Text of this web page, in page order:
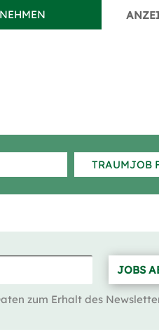
TRAUMJOB
JOBS
zum Erhalt des